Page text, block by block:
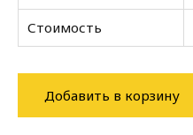
Стоимость
Добавить в корзину